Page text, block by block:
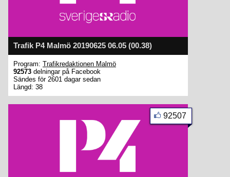
Trafik P4 Malmö 20190625 06.05 (00.38)
Program: Trafikredaktionen Malmö
92573 delningar på Facebook
Sändes för 2601 dagar sedan
Längd: 38
92507